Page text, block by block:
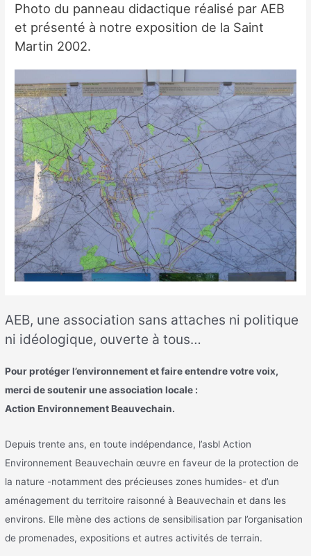
AEB, une association sans attaches ni politique
ni idéologique, ouverte à tous…
Pour protéger l’environnement et faire entendre votre voix,
merci de soutenir une association locale :
Action Environnement Beauvechain.
Depuis trente ans, en toute indépendance, l’asbl Action
Environnement Beauvechain œuvre en faveur de la protection de
la nature -notamment des précieuses zones humides- et d’un
aménagement du territoire raisonné à Beauvechain et dans les
environs. Elle mène des actions de sensibilisation par l’organisation
de promenades, expositions et autres activités de terrain.
Photo du panneau didactique réalisé par AEB
et présenté à notre exposition de la Saint
Martin 2002.